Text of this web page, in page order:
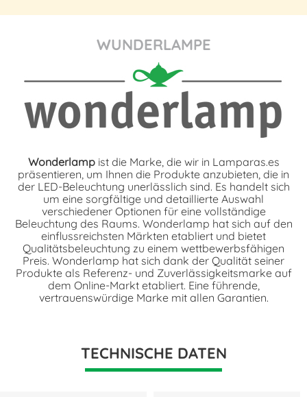
WUNDERLAMPE
Wonderlampist die Marke, die wir in Lamparas.es
präsentieren, um Ihnen die Produkte anzubieten, die in
der LED-Beleuchtung unerlässlich sind. Es handelt sich
um eine sorgfältige und detaillierte Auswahl
verschiedener Optionen für eine vollständige
Beleuchtung des Raums. Wonderlamp hat sich auf den
einflussreichsten Märkten etabliert und bietet
Qualitätsbeleuchtung zu einem wettbewerbsfähigen
Preis. Wonderlamp hat sich dank der Qualität seiner
Produkte als Referenz- und Zuverlässigkeitsmarke auf
dem Online-Markt etabliert. Eine führende,
vertrauenswürdige Marke mit allen Garantien.
TECHNISCHE DATEN